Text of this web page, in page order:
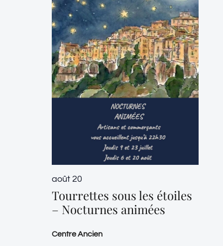
août 20
Tourrettes sous les étoiles
– Nocturnes animées
Centre Ancien